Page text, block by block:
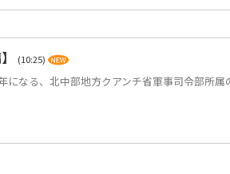
(10:25)
なる、北中部地方クアンチ省軍事司令部所属